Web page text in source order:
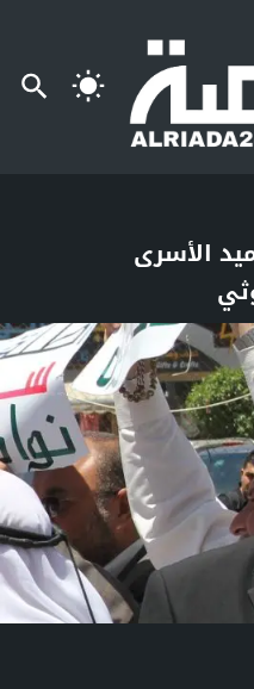
الأسرى